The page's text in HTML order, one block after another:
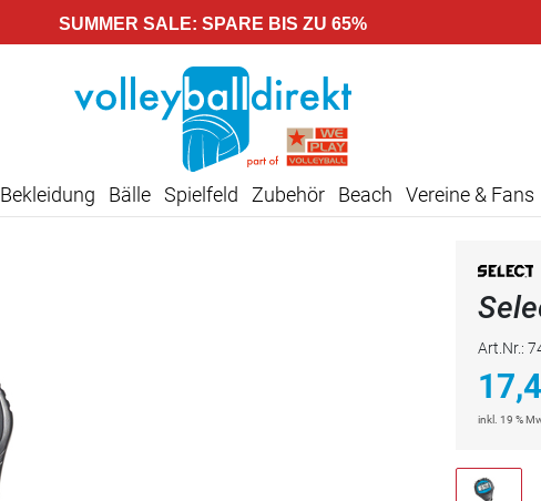
SUMMER SALE: SPARE BIS ZU 65%
Bekleidung Bälle Spielfeld Zubehör Beach Vereine & Fans
Art.Nr.:
inkl. 19 %